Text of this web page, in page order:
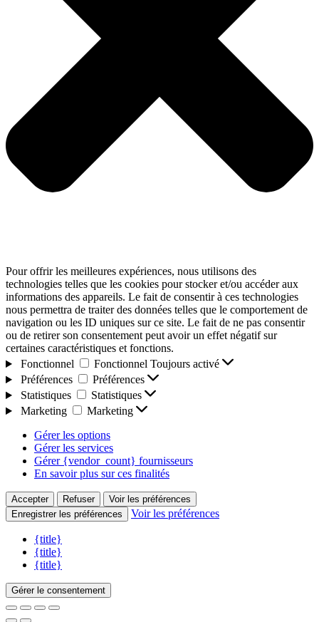
Pour offrir les meilleures expériences, nous utilisons des
technologies telles que les cookies pour stocker et/ou accéder aux
informations des appareils. Le fait de consentir à ces technologies
nous permettra de traiter des données telles que le comportement de
navigation ou les ID uniques sur ce site. Le fait de ne pas consentir
ou de retirer son consentement peut avoir un effet négatif sur
certaines caractéristiques et fonctions.
Fonctionnel
Fonctionnel Toujours activé
Préférences
Préférences
Statistiques
Statistiques
Marketing
Marketing
Gérer les options
Gérer les services
Gérer {vendor_count} fournisseurs
En savoir plus sur ces finalités
Accepter Refuser
Voir les préférences
Enregistrer les préférences
Voir les préférences
{title}
{title}
{title}
Gérer le consentement